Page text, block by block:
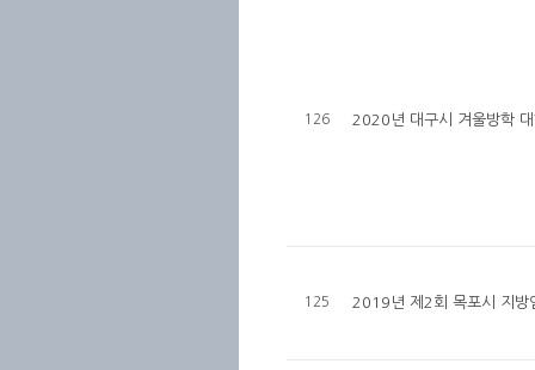
126 2020년 대구시 겨울방학
125 2019년 제2회 목포시 지방